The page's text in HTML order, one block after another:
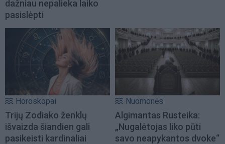
dažniau nepalieka laiko
pasislėpti
Horoskopai
Trijų Zodiako ženklų
išvaizda šiandien gali
pasikeisti kardinaliai
Nuomonės
Algimantas Rusteika:
„Nugalėtojas liko pūti
savo neapykantos dvoke“